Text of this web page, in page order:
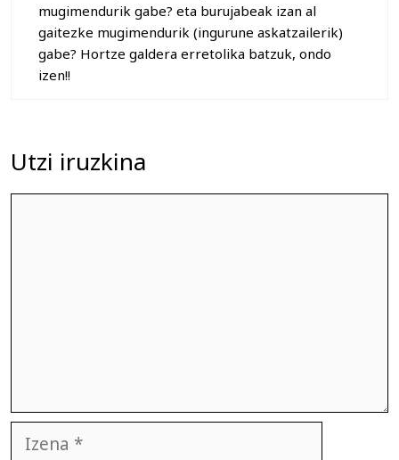
mugimendurik gabe? eta burujabeak izan al
gaitezke mugimendurik (ingurune askatzailerik)
gabe? Hortze galdera erretolika batzuk, ondo
izen!!
Utzi iruzkina